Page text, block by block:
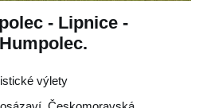
- Lipnice -
výlety